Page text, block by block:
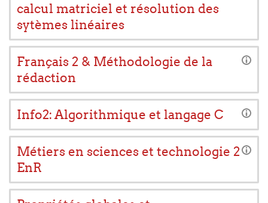
calcul matriciel et résolution des
sytèmes linéaires
Français 2 & Méthodologie de la
rédaction
Info2: Algorithmique et langage C
Métiers en sciences et technologie 2
EnR